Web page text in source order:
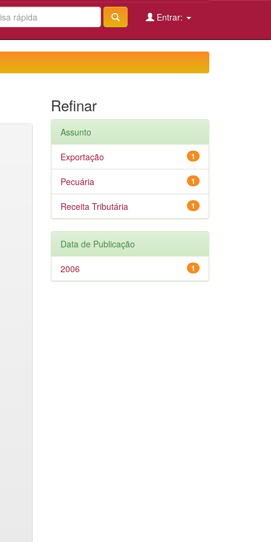
Entrar:
Refinar
Assunto
1
Exportação
1
Pecuária
1
Receita Tributária
Data de Publicação
1
2006